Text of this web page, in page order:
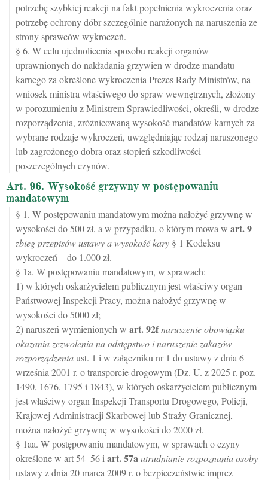
potrzebę szybkiej reakcji na fakt popełnienia wykroczenia oraz
potrzebę ochrony dóbr szczególnie narażonych na naruszenia ze
strony sprawców wykroczeń.
§ 6. W celu ujednolicenia sposobu reakcji organów
uprawnionych do nakładania grzywien w drodze mandatu
karnego za określone wykroczenia Prezes Rady Ministrów, na
wniosek ministra właściwego do spraw wewnętrznych, złożony
w porozumieniu z Ministrem Sprawiedliwości, określi, w drodze
rozporządzenia, zróżnicowaną wysokość mandatów karnych za
wybrane rodzaje wykroczeń, uwzględniając rodzaj naruszonego
lub zagrożonego dobra oraz stopień szkodliwości
poszczególnych czynów.
Art. 96. Wysokość grzywny w postępowaniu
mandatowym
§ 1. W postępowaniu mandatowym można nałożyć grzywnę w
wysokości do 500 zł, a w przypadku, o którym mowa w art.9
zbieg przepisów ustawy a wysokość kary § 1 Kodeksu
wykroczeń – do 1.000 zł.
§ 1a. W postępowaniu mandatowym, w sprawach:
1) w których oskarżycielem publicznym jest właściwy organ
Państwowej Inspekcji Pracy, można nałożyć grzywnę w
wysokości do 5000 zł;
2) naruszeń wymienionych w art.92fnaruszenie obowiązku
okazania zezwolenia na odstępstwo i naruszenie zakazów
rozporządzeniaust. 1 i w załączniku nr 1 do ustawy z dnia 6
września 2001 r. o transporcie drogowym (Dz. U. z 2025 r. poz.
1490, 1676, 1795 i 1843), w których oskarżycielem publicznym
jest właściwy organ Inspekcji Transportu Drogowego, Policji,
Krajowej Administracji Skarbowej lub Straży Granicznej,
można nałożyć grzywnę w wysokości do 2000 zł.
§ 1aa. W postępowaniu mandatowym, w sprawach o czyny
określone w art 54–56 i art.57autrudnianie rozpoznania osoby
ustawy z dnia 20 marca 2009 r. o bezpieczeństwie imprez